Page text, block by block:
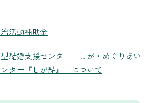
活動補助金
結婚支援センター「しが・めぐりあい
ター『しが結』」について